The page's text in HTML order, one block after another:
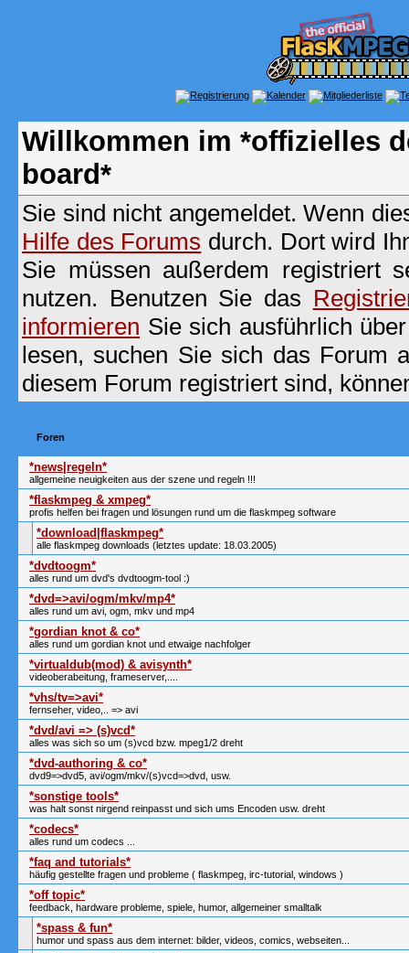
Willkommen im *offizielles
board*
Sie sind nicht angemeldet. Wenn
Hilfe des Forums durch. Dort wird
Sie müssen außerdem registriert
nutzen. Benutzen Sie das
informieren Sie sich ausführlich
lesen, suchen Sie sich das Forum
diesem Forum registriert sind,
Foren
*news|regeln*
allgemeine neuigkeiten aus der szene und regeln !!!
*flaskmpeg & xmpeg*
profis helfen bei fragen und lösungen rund um die flaskmpeg software
*download|flaskmpeg*
alle flaskmpeg downloads (letztes update: 18.03.2005)
*dvdtoogm*
alles rund um dvd's dvdtoogm-tool :)
*dvd=>avi/ogm/mkv/mp4*
alles rund um avi, ogm, mkv und mp4
*gordian knot & co*
alles rund um gordian knot und etwaige nachfolger
*virtualdub(mod) & avisynth*
videoberabeitung, frameserver,....
*vhs/tv=>avi*
fernseher, video,.. => avi
*dvd/avi => (s)vcd*
alles was sich so um (s)vcd bzw. mpeg1/2 dreht
*dvd-authoring & co*
dvd9=>dvd5, avi/ogm/mkv/(s)vcd=>dvd, usw.
*sonstige tools*
was halt sonst nirgend reinpasst und sich ums Encoden usw. dreht
*codecs*
alles rund um codecs ...
*faq and tutorials*
häufig gestellte fragen und probleme ( flaskmpeg, irc-tutorial, windows )
*off topic*
feedback, hardware probleme, spiele, humor, allgemeiner smalltalk
*spass & fun*
humor und spass aus dem internet: bilder, videos, comics, webseiten...